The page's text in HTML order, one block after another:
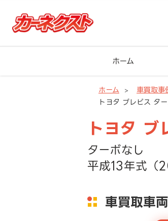
ホーム
ホーム 車買取事
トヨタ ブレビス タ
トヨタ ブ
ターボなし
平成13年式
車買取車